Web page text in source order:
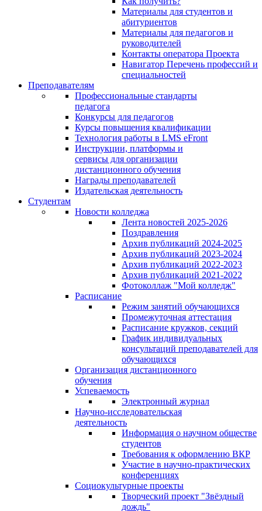
Материалы для студентов и
абитуриентов
Материалы для педагогов и
руководителей
Контакты оператора Проекта
Навигатор Перечень профессий и
специальностей
Преподавателям
Профессиональные стандарты
педагога
Конкурсы для педагогов
Курсы повышения квалификации
Технология работы в LMS eFront
Инструкции, платформы и
сервисы для организации
дистанционного обучения
Награды преподавателей
Издательская деятельность
Студентам
Новости колледжа
Лента новостей 2025-2026
Поздравления
Архив публикаций 2024-2025
Архив публикаций 2023-2024
Архив публикаций 2022-2023
Архив публикаций 2021-2022
Фотоколлаж "Мой колледж"
Расписание
Режим занятий обучающихся
Промежуточная аттестация
Расписание кружков, секций
График индивидуальных
консультаций преподавателей для
обучающихся
Организация дистанционного
обучения
Успеваемость
Электронный журнал
Научно-исследовательская
деятельность
Информация о научном обществе
студентов
Требования к оформлению ВКР
Участие в научно-практических
конференциях
Социокультурные проекты
Творческий проект "Звёздный
дождь"